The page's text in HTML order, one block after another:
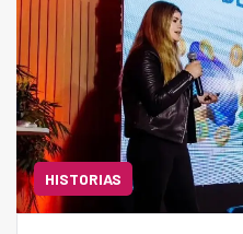
HISTORIAS